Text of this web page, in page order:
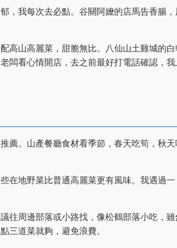
，我每次去必點。谷關阿嬤的店馬告香腸
高山高麗菜，甜脆無比。八仙山土雞城的
闆看心情開店，去之前最好打電話確認，
薦。山產餐廳食材看季節，春天吃筍，秋
在地野菜比普通高麗菜更有風味。我遇過一
往周邊部落或小路找，像松鶴部落小吃，
三道菜就夠，避免浪費。